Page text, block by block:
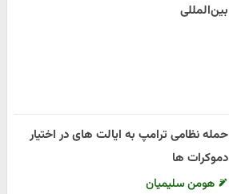
بین‌المللی
حمله نظامی ترامپ به ایالت های در اختیار
دموکرات ها
هومن سلیمیان